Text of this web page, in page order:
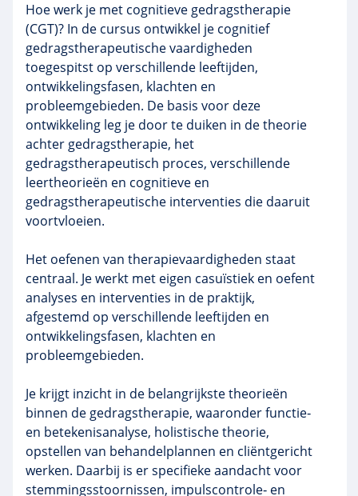
Hoe werk je met cognitieve gedragstherapie
(CGT)? In de cursus ontwikkel je cognitief
gedragstherapeutische vaardigheden
toegespitst op verschillende leeftijden,
ontwikkelingsfasen, klachten en
probleemgebieden. De basis voor deze
ontwikkeling leg je door te duiken in de theorie
achter gedragstherapie, het
gedragstherapeutisch proces, verschillende
leertheorieën en cognitieve en
gedragstherapeutische interventies die daaruit
voortvloeien.
Het oefenen van therapievaardigheden staat
centraal. Je werkt met eigen casuïstiek en oefent
analyses en interventies in de praktijk,
afgestemd op verschillende leeftijden en
ontwikkelingsfasen, klachten en
probleemgebieden.
Je krijgt inzicht in de belangrijkste theorieën
binnen de gedragstherapie, waaronder functie‑
en betekenisanalyse, holistische theorie,
opstellen van behandelplannen en cliëntgericht
werken. Daarbij is er specifieke aandacht voor
stemmingsstoornissen, impulscontrole‑ en